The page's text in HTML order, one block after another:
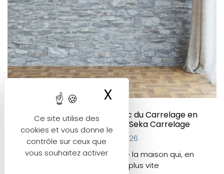
Ce site utilise des
cookies et vous donne le
contrôle sur ceux que
vous souhaitez activer
X Masquer le
Rénover sa Salle de Bain avec du Carrelage en
Savoie : le Guide Complet de Seka Carrelage
Dernière mise à jour : 05/05/2026
La salle de bain est la pièce de la maison qui, en
matière de carrelage, vieillit le plus vite